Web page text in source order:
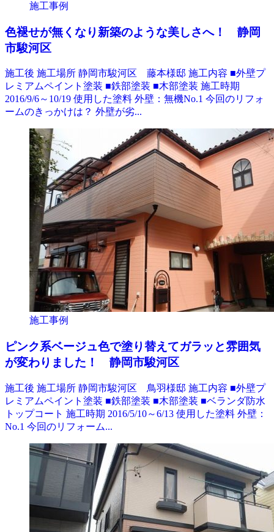
施工事例
色褪せが無くなり新築のような美しさへ！ 静岡
市駿河区
施工後 施工場所 静岡市駿河区 藤本様邸 施工内容 ■外壁プ
レミアムペイント塗装 ■鉄部塗装 ■木部塗装 施工時期
2016/9/6～10/19 使用した塗料 外壁：無機No.1 今回のリフォ
ームのきっかけは？ 外壁が劣...
施工事例
ピンク系ベージュ色で塗り替えてガラッと雰囲気
が変わりました！ 静岡市駿河区
施工後 施工場所 静岡市駿河区 鳥羽様邸 施工内容 ■外壁プ
レミアムペイント塗装 ■鉄部塗装 ■木部塗装 ■ベランダ防水
トップコート 施工時期 2016/5/10～6/13 使用した塗料 外壁：
No.1 今回のリフォーム...